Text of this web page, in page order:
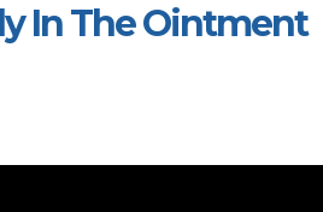
In The Ointment